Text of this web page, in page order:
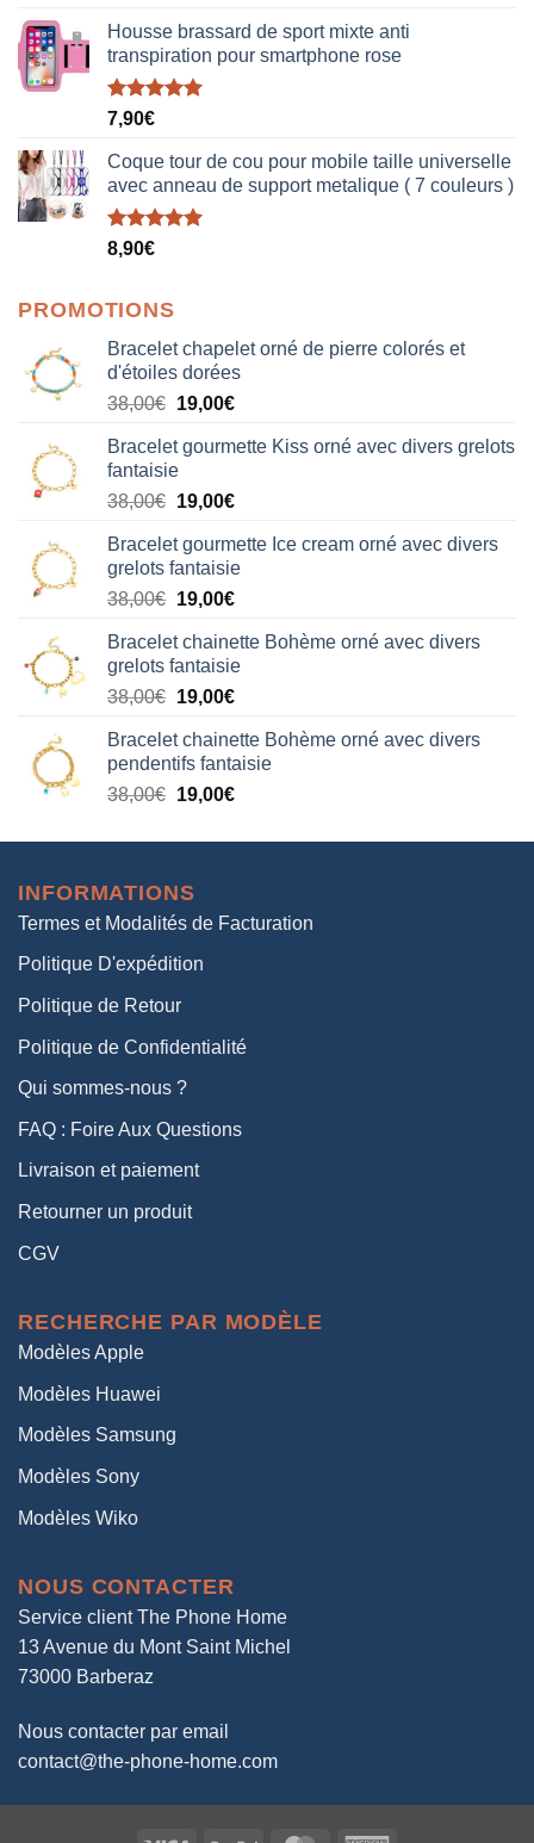
Housse brassard de sport mixte anti
transpiration pour smartphone rose
Note5.00
7,90€
Coque tour de cou pour mobile taille universelle
avec anneau de support metalique ( 7 couleurs )
Note5.00
8,90€
PROMOTIONS
Bracelet chapelet orné de pierre colorés et
d'étoiles dorées
38,00€ Le
initial
était :
38,00€.
19,00€Le
actuel
19,00€.
Bracelet gourmette Kiss orné avec divers grelots
fantaisie
38,00€ Le
initial
était :
38,00€.
19,00€Le
actuel
est :
19,00€.
Bracelet gourmette Ice cream orné avec divers
grelots fantaisie
38,00€ Le
initial
était :
38,00€.
19,00€Le
actuel
est :
19,00€.
Bracelet chainette Bohème orné avec divers
grelots fantaisie
38,00€ Le
initial
était :
38,00€.
19,00€Le
actuel
est :
19,00€.
Bracelet chainette Bohème orné avec divers
pendentifs fantaisie
38,00€ Le
initial
38,00€.
19,00€Le
actuel
INFORMATIONS
Termes et Modalités de Facturation
Politique D'expédition
Politique de Retour
Politique de Confidentialité
Qui sommes-nous ?
FAQ : Foire Aux Questions
Livraison et paiement
Retourner un produit
CGV
RECHERCHE PAR MODÈLE
Modèles Apple
Modèles Huawei
Modèles Samsung
Modèles Sony
Modèles Wiko
NOUS CONTACTER
Service client The Phone Home
13 Avenue du Mont Saint Michel
73000 Barberaz
Nous contacter par email
contact@the-phone-home.com